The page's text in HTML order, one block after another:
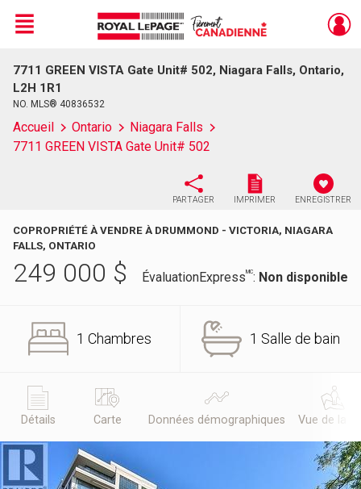
Live
En Direct
Menu
7711 GREEN VISTA Gate Unit# 502, Niagara Falls, Ontario,
L2H 1R1
NO. MLS® 40836532
Accueil Ontario
Niagara Falls
7711 GREEN VISTA Gate Unit# 502
PARTAGER IMPRIMER ENREGISTRER
COPROPRIÉTÉ À VENDRE À DRUMMOND - VICTORIA, NIAGARA
FALLS, ONTARIO
249 000 $ ÉvaluationExpressMC: Non disponible
1 Chambres 1 Salle de bain
Détails Carte Données démographiques Vue de la